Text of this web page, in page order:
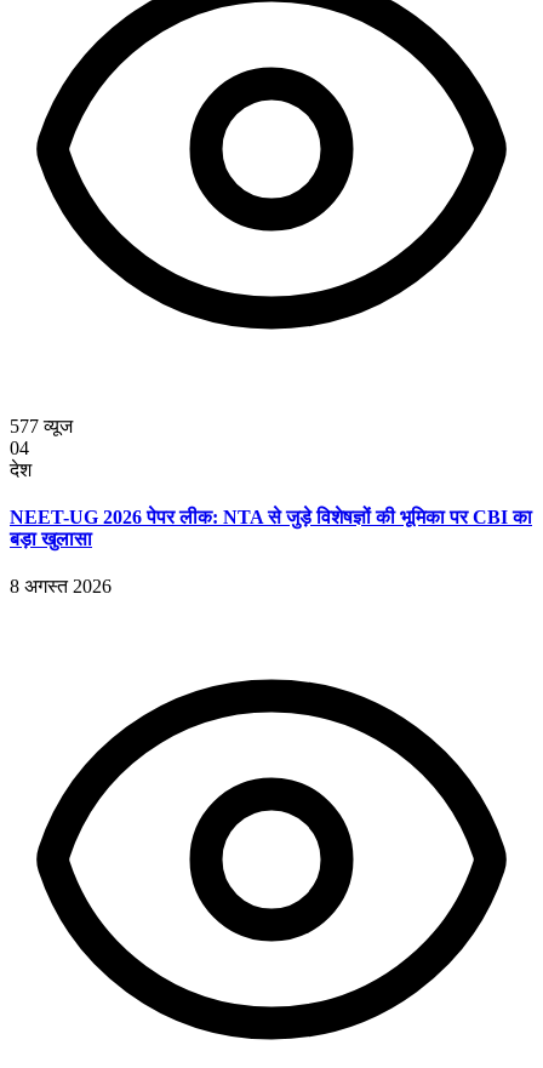
577व्यूज
04
देश
NEET-UG 2026 पेपर लीक: NTA से जुड़े विशेषज्ञों की भूमिका पर CBI का
बड़ा खुलासा
8 अगस्त 2026